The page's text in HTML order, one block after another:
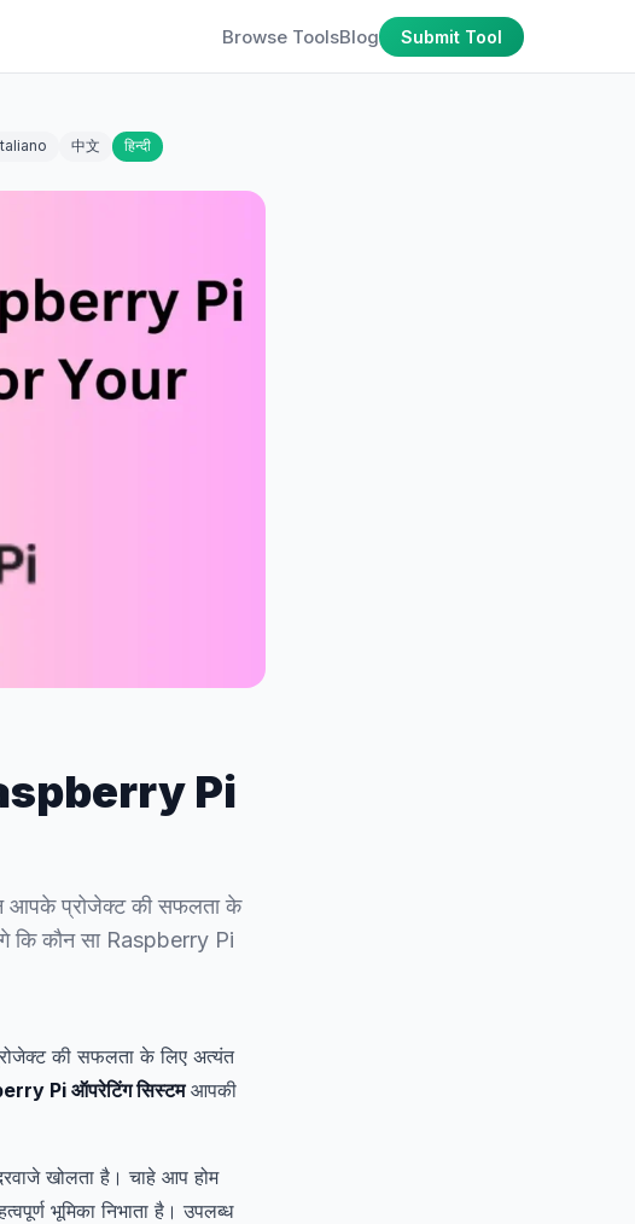
Browse ToolsBlog Submit Tool
中文 हिन्दी
Pi
आपके प्रोजेक्ट की सफलता के
कि कौन सा Raspberry Pi
की सफलता के लिए अत्यंत
Pi ऑपरेटिंग सिस्टमआपकी
खोलता है। चाहे आप होम
भूमिका निभाता है। उपलब्ध